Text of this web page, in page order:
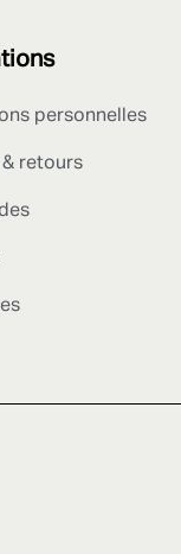
personnelles
retours